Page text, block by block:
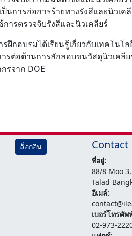
ป็นการก่อการร้ายทางรังสีและ
ารตรวจจับรังสีและนิวเคลียร์
กอบรมได้เรียนรู้เกี่ยวกับเทคโน
รต่อต้านการลักลอบขนวัสดุนิวเค
รจาก DOE
ล็อกอิน Contact
ที่อยู่:
88/8 Moo
Talad
อีเมล์:
เบอร์โทรศัพ
02-973-